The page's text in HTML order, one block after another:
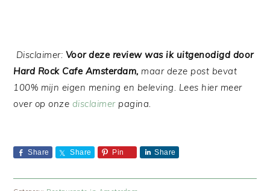
Disclaimer: Voor deze review was ik uitgenodigd door
Hard Rock Cafe Amsterdam, maar deze post bevat
100% mijn eigen mening en beleving. Lees hier meer
over op onze disclaimerpagina.
Share Share Pin Share